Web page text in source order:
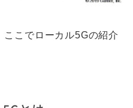
こでローカル5Gの紹介